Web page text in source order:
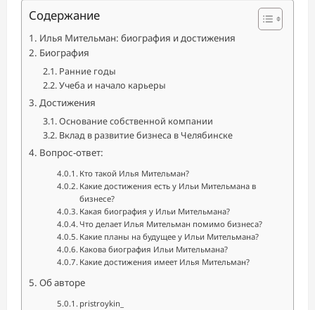
Содержание
Илья Мительман: биография и достижения
Биография
Ранние годы
Учеба и начало карьеры
Достижения
Основание собственной компании
Вклад в развитие бизнеса в Челябинске
Вопрос-ответ:
Кто такой Илья Мительман?
Какие достижения есть у Ильи Мительмана в
бизнесе?
Какая биография у Ильи Мительмана?
Что делает Илья Мительман помимо бизнеса?
Какие планы на будущее у Ильи Мительмана?
Какова биография Ильи Мительмана?
Какие достижения имеет Илья Мительман?
Об авторе
pristroykin_